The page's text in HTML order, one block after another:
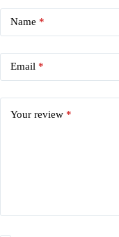
Name *
Email *
Your review *